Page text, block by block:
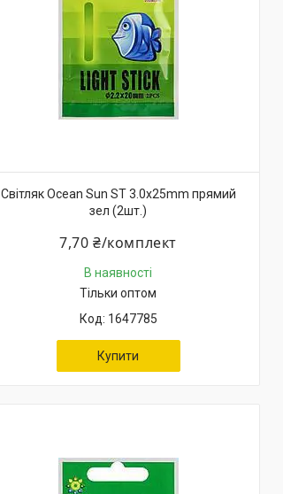
Світляк Ocean Sun ST 3.0x25mm прямий
зел (2шт.)
7,70 ₴/комплект
В наявності
Тільки оптом
1647785
Купити